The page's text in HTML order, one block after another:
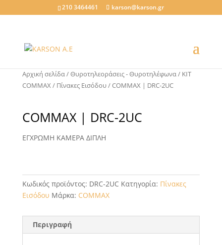
210 3464461 karson@karson.gr
Αρχική σελίδα/Θυροτηλεοράσεις - Θυροτηλέφωνα/ KIT
COMMAX / Πίνακες Εισόδου/ COMMAX | DRC-2UC
COMMAX | DRC-2UC
ΕΓΧΡΩΜΗ ΚΑΜΕΡΑ ΔΙΠΛΗ
Κωδικός προϊόντος: DRC-2UC Κατηγορία: Πίνακες
Εισόδου Μάρκα: COMMAX
Περιγραφή